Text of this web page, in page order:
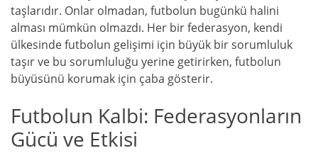
taşlarıdır. Onlar olmadan, futbolun bugünkü halini
alması mümkün olmazdı. Her bir federasyon, kendi
ülkesinde futbolun gelişimi için büyük bir sorumluluk
taşır ve bu sorumluluğu yerine getirirken, futbolun
büyüsünü korumak için çaba gösterir.
Futbolun Kalbi: Federasyonların
Gücü ve Etkisi